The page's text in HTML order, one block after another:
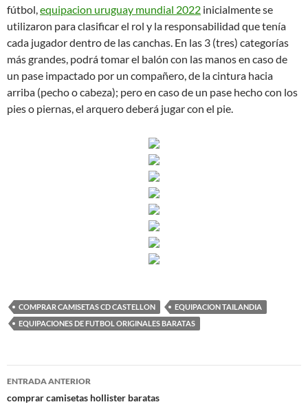
fútbol,equipacion uruguay mundial 2022 inicialmente se
utilizaron para clasificar el rol y la responsabilidad que tenía
cada jugador dentro de las canchas. En las 3 (tres) categorías
más grandes, podrá tomar el balón con las manos en caso de
un pase impactado por un compañero, de la cintura hacia
arriba (pecho o cabeza); pero en caso de un pase hecho con los
pies o piernas, el arquero deberá jugar con el pie.
COMPRAR CAMISETAS CD CASTELLON
EQUIPACION TAILANDIA
EQUIPACIONES DE FUTBOL ORIGINALES BARATAS
Navegación
de
ENTRADA ANTERIOR
comprar camisetas hollister baratas